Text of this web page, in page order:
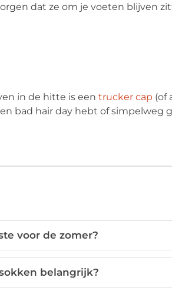
dat ze om je voeten blijven
in de hitte is een trucker cap (of
bad hair day hebt of simpelweg
voor de zomer?
belangrijk?